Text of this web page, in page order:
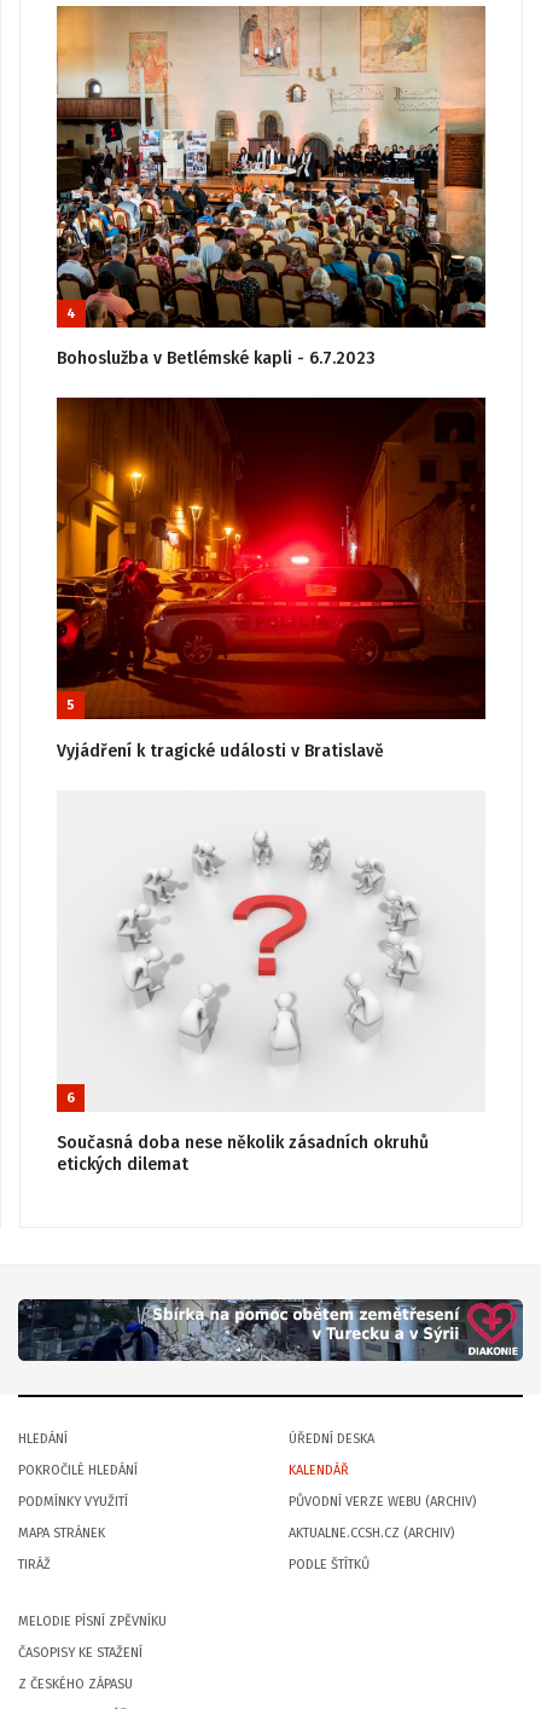
4
Bohoslužba v Betlémské kapli - 6.7.2023
5
Vyjádření k tragické události v Bratislavě
6
Současná doba nese několik zásadních okruhů
etických dilemat
HLEDÁNÍ
POKROČILÉ HLEDÁNÍ
PODMÍNKY VYUŽITÍ
MAPA STRÁNEK
TIRÁŽ
ÚŘEDNÍ DESKA
KALENDÁŘ
PŮVODNÍ VERZE WEBU (ARCHIV)
AKTUALNE.CCSH.CZ (ARCHIV)
PODLE ŠTÍTKŮ
MELODIE PÍSNÍ ZPĚVNÍKU
ČASOPISY KE STAŽENÍ
Z ČESKÉHO ZÁPASU